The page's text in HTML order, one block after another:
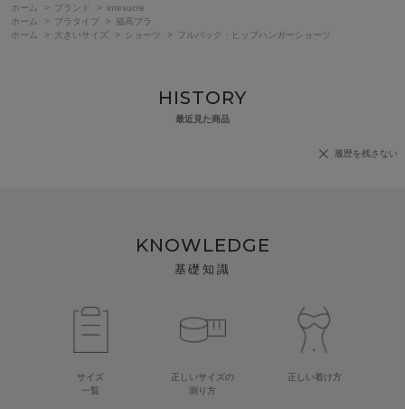
ホーム
> ブランド >
intesucre
ホーム
> ブラタイプ >
脇高ブラ
ホーム
> 大きいサイズ > ショーツ > フルバック・ヒップハンガーショーツ
HISTORY
最近見た商品
履歴を残さない
KNOWLEDGE
基礎知識
サイズ
一覧
正しいサイズの
測り方
正しい着け方